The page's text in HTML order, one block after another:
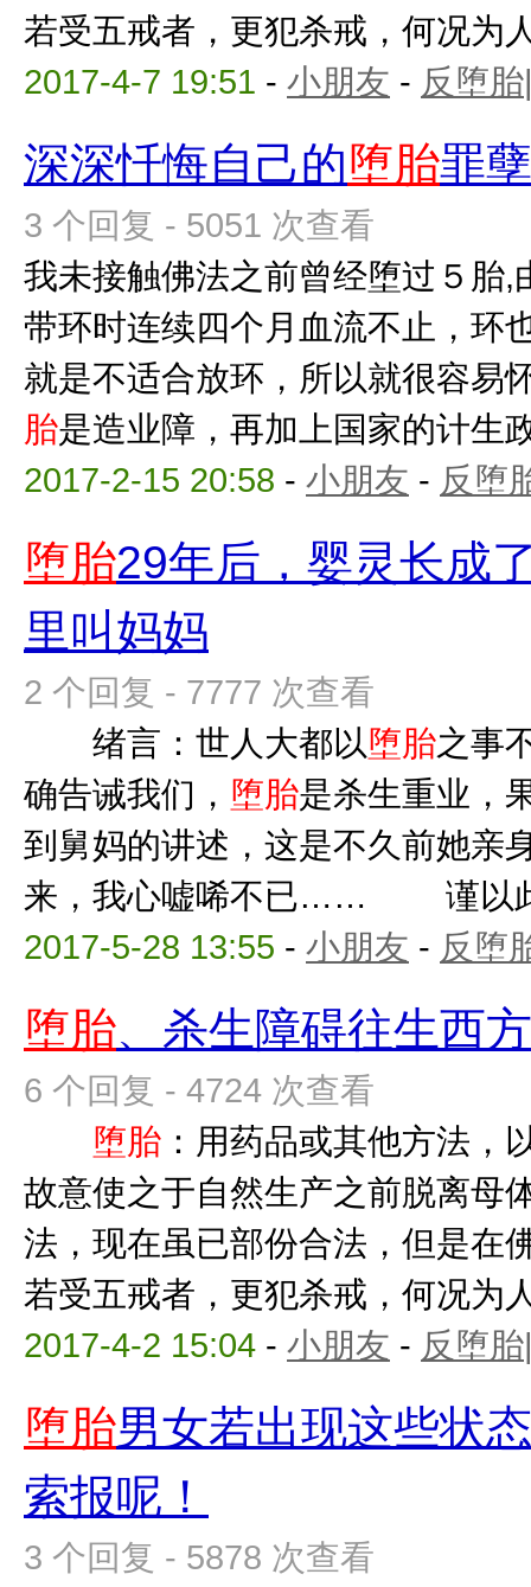
若受五戒者，更犯杀戒，何况为
2017-4-7 19:51 - 小朋友 - 反堕
深深忏悔自己的堕胎罪孽
3 个回复 - 5051 次查看
我未接触佛法之前曾经堕过５胎,
带环时连续四个月血流不止，环
就是不适合放环，所以就很容易
胎是造业障，再加上国家的计生
2017-2-15 20:58 - 小朋友 - 反堕
堕胎29年后，婴灵长成
里叫妈妈
2 个回复 - 7777 次查看
绪言：世人大都以堕胎之事
确告诫我们， 堕胎是杀生重业，
到舅妈的讲述，这是不久前她亲
来，我心嘘唏不已…… 谨以此
2017-5-28 13:55 - 小朋友 - 反堕
堕胎、杀生障碍往生西
6 个回复 - 4724 次查看
堕胎 ：用药品或其他方法，
故意使之于自然生产之前脱
法，现在虽已部份合法，但是在
若受五戒者，更犯杀戒，何况为
2017-4-2 15:04 - 小朋友 - 反堕
堕胎男女若出现这些状
索报呢！
3 个回复 - 5878 次查看